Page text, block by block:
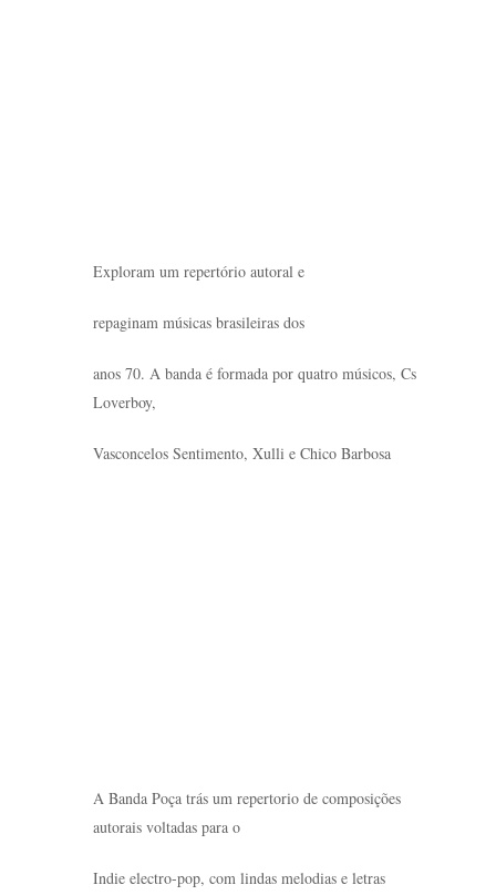
Exploram um repertório autoral e
repaginam músicas brasileiras dos
anos 70. A banda é formada por quatro músicos, Cs
Loverboy,
Vasconcelos Sentimento, Xulli e Chico Barbosa
A Banda Poça trás um repertorio de composições
autorais voltadas para o
Indie electro-pop, com lindas melodias e letras